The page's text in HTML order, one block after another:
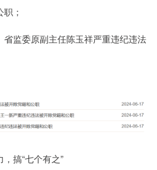
；
监委原副主任陈玉祥严重违纪违法
搞“七个有之”